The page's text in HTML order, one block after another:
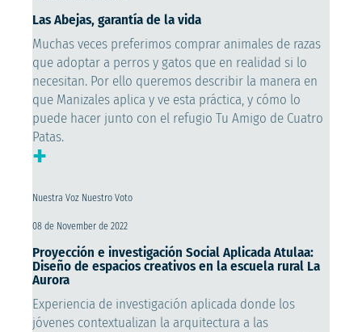
Las Abejas, garantía de la vida
Muchas veces preferimos comprar animales de razas
que adoptar a perros y gatos que en realidad si lo
necesitan. Por ello queremos describir la manera en
que Manizales aplica y ve esta práctica, y cómo lo
puede hacer junto con el refugio Tu Amigo de Cuatro
Patas.
+
Nuestra Voz Nuestro Voto
08 de November de 2022
Proyección e investigación Social Aplicada Atulaa:
Diseño de espacios creativos en la escuela rural La
Aurora
Experiencia de investigación aplicada donde los
jóvenes contextualizan la arquitectura a las